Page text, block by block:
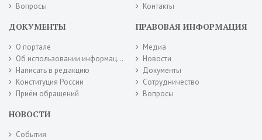
Вопросы
Контакты
ДОКУМЕНТЫ
О портале
Об использовании информации сайта
Написать в редакцию
Конституция России
Приём обращений
ПРАВОВАЯ ИНФОРМАЦИЯ
Медиа
Новости
Документы
Сотрудничество
Вопросы
НОВОСТИ
События